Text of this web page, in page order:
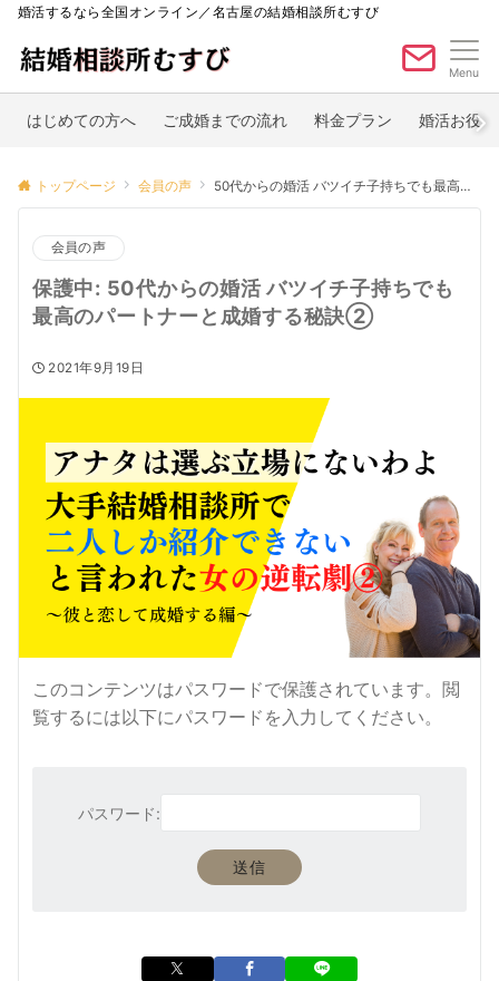
婚活するなら全国オンライン／名古屋の結婚相談所むすび
Menu
はじめての方へ ご成婚までの流れ 料金プラン 婚活お役
トップページ 会員の声 50代からの婚活 バツイチ子持ちでも最高のパートナーと成婚する秘訣②
会員の声
保護中: 50代からの婚活 バツイチ子持ちでも
最高のパートナーと成婚する秘訣②
2021年9月19日
このコンテンツはパスワードで保護されています。閲
覧するには以下にパスワードを入力してください。
パスワード: